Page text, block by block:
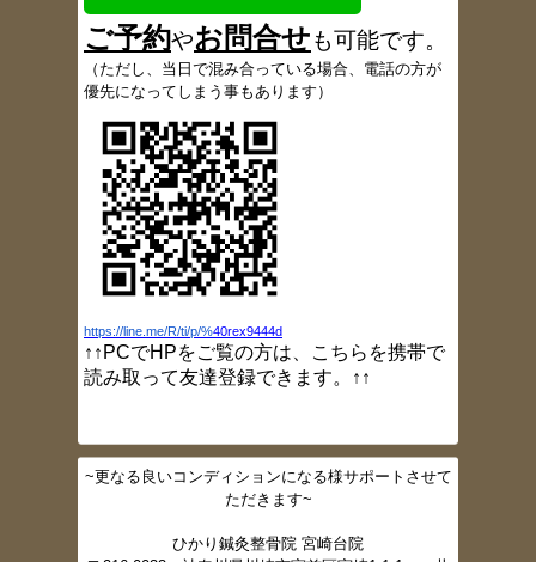
ブログ更新しました（6月18日午後休院の
お知らせ）
2017/5/18
患者さんの声、多数追加しました
2017/5/9
ブログ更新しました（定休日変更のお知ら
せ）
2017/5/4
ブログ更新しました（GW
2017/3/24
ブログ更新しました（灸頭鍼）
2017/3/23
ブログ更新しました（小指しびれ）
ブログ更新しました（肩痛）
2017/3/10
ブログ更新しました（大胸筋ストレッチ）
ポジション）
2017/2/16
ブログ更新しました。（スクワット法）
ブログ更新しました。（体幹トレーニング
ご予約やお問合せも可能です。
（ ただし、当日で混み合っている場合、電話の方が
優先になってしまう事もあります）
https://line.me/R/ti/p/%40rex9444d
↑↑PCでHPをご覧の方は、こちらを携帯で
読み取って友達登録できます。↑↑
~更なる良いコンディションになる様サポートさせて
ただきます~
ひかり鍼灸整骨院 宮崎台院